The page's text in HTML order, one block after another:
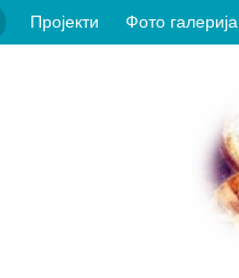
Пројекти Фото галерија